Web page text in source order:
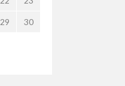
29 30